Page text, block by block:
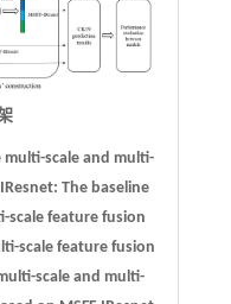
multi-scale and multi-
The baseline
scale feature fusion
scale feature fusion
scale and multi-